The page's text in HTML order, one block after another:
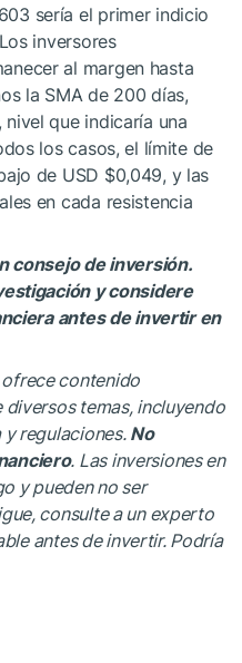
sería el primer indicio
inversores
al margen hasta
la SMA de 200 días,
que indicaría una
los casos, el límite de
de USD $0,049, y las
en cada resistencia
consejo de inversión.
y considere
antes de invertir en
contenido
temas, incluyendo
regulaciones. No
. Las inversiones en
y pueden no ser
consulte a un experto
antes de invertir. Podría